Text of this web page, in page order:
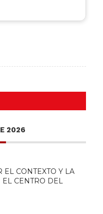
2026
EL CONTEXTO Y LA
CENTRO DEL